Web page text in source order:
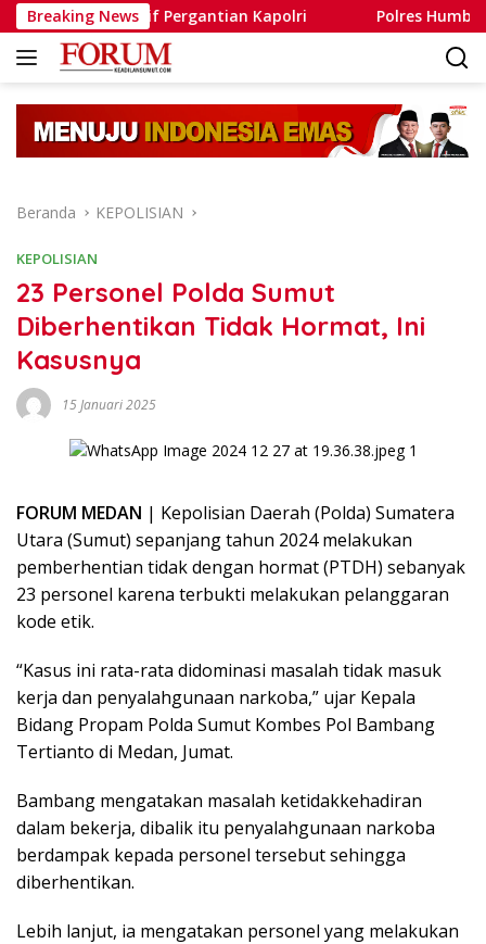
Langsung
ke
konten
Breaking News
Pergantian Kapolri Polres Humbahas
Beranda KEPOLISIAN
KEPOLISIAN
23 Personel Polda Sumut
Diberhentikan Tidak Hormat, Ini
Kasusnya
15 Januari 2025
FORUM MEDAN | Kepolisian Daerah (Polda) Sumatera
Utara (Sumut) sepanjang tahun 2024 melakukan
pemberhentian tidak dengan hormat (PTDH) sebanyak
23 personel karena terbukti melakukan pelanggaran
kode etik.
“Kasus ini rata-rata didominasi masalah tidak masuk
kerja dan penyalahgunaan narkoba,” ujar Kepala
Bidang Propam Polda Sumut Kombes Pol Bambang
Tertianto di Medan, Jumat.
Bambang mengatakan masalah ketidakkehadiran
dalam bekerja, dibalik itu penyalahgunaan narkoba
berdampak kepada personel tersebut sehingga
diberhentikan.
Lebih lanjut, ia mengatakan personel yang melakukan